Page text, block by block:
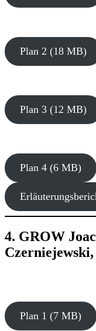
Plan 2 (18 MB)
Plan 3 (12 MB)
Plan 4 (6 MB)
4. GROW
Plan 1 (7 MB)